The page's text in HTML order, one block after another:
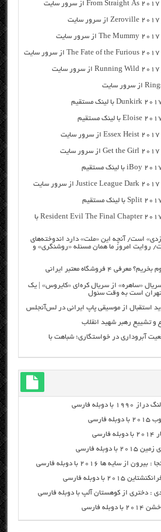
دانلود رایگان فیلم خارجی Resident Evil The Final Chapter 2017 با
است/ آنچه این «ملت» دارد اندوخته‌های
روایت امروز ما همان مسئله «روشنگری» و
۴ فروشگاه معتبر ایرانی
«ساهره» از سریال کره‌ای «کایروس» | یک
تهران است به وقت سئول
استقبال از موسیقی پاپ ایرانی در لس‌آنجلس
آبروداری در خواستگاری؛ شباهت با
دوبله فارسی
فارسی
سایه ها ۲۰۱۶ با دوبله فارسی
با دوبله فارسی
: دختری از کوهستان آلپ با دوبله فارسی
فارسی